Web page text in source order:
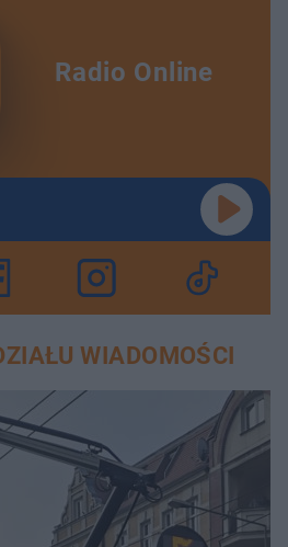
Radio Online
WIADOMOŚCI